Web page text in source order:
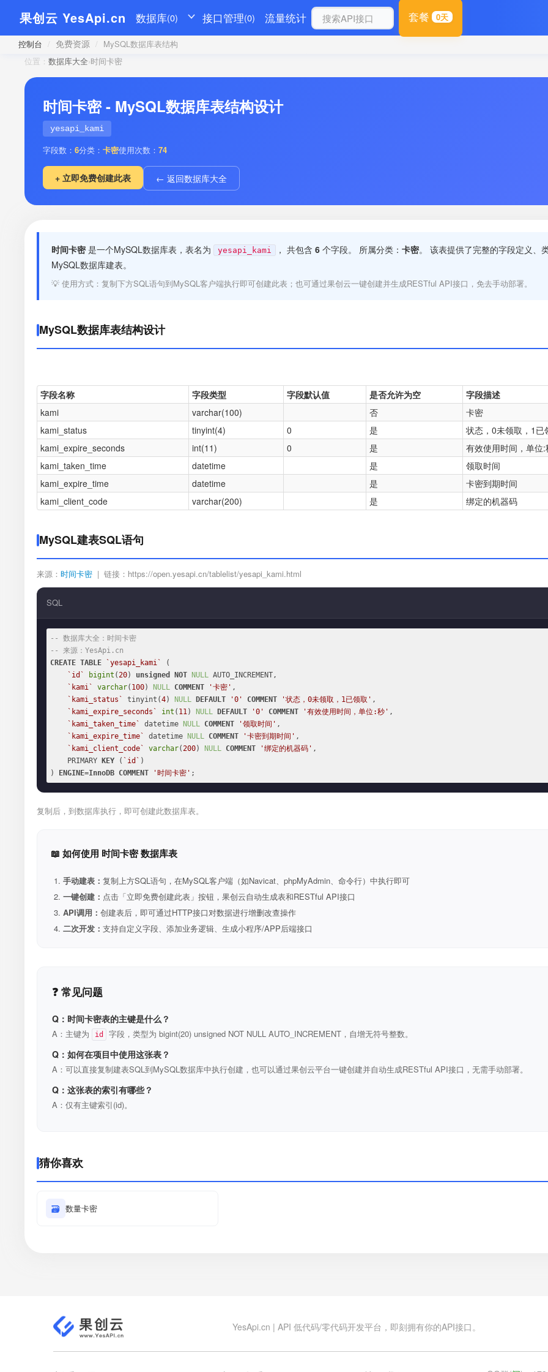
果创云 YesApi.cn 数据库(0) 接口管理(0) 流量统计 套餐 0天
控制台 / 免费资源 / MySQL数据库表结构
位置： 数据库大全›时间卡密
时间卡密 - MySQL数据库表结构设计
yesapi_kami
字段数： 6分类： 卡密使用次数： 74
+ 立即免费创建此表 ← 返回数据库大全
时间卡密是一个MySQL数据库表，表名为 yesapi_kami ， 共包含 6 个字段。 所属分类： 卡密。 该表提供了完整的字段定义、
MySQL数据库建表。
💡 使用方式：复制下方SQL语句到MySQL客户端执行即可创建此表；也可通过果创云一键创建并生成RESTful API接口，免去手动部署。
MySQL数据库表结构设计
字段名称 字段类型 字段默认值 是否允许为空
字段描述
kami
varchar(100) 否
卡密
kami_status
tinyint(4) 0 是
状态，0未领取，1已
kami_expire_seconds
int(11) 0 是
有效使用时间，单位:
kami_taken_time
datetime 是
领取时间
kami_expire_time
datetime 是
卡密到期时间
kami_client_code
varchar(200) 是 绑定的机器码
MySQL建表SQL语句
来源： 时间卡密 | 链接：https://open.yesapi.cn/tablelist/yesapi_kami.html
SQL
-- 数据库大全：时间卡密
-- 来源：YesApi.cn
CREATE TABLE `yesapi_kami`
(
`id`
bigint (20) unsigned NOT NULL AUTO_INCREMENT,
`kami`
varchar( 100) NULL COMMENT '卡密' ,
`kami_status`
tinyint(4) NULL DEFAULT '0' COMMENT '状态，0未领取，1已领取' ,
`kami_expire_seconds`
int ( 11) NULL DEFAULT '0' COMMENT '有效使用时间，单位:秒' ,
`kami_taken_time`
datetime NULL COMMENT '领取时间' ,
`kami_expire_time`
datetime NULL COMMENT '卡密到期时间' ,
`kami_client_code`
varchar(200) NULL COMMENT '绑定的机器码' ,
    PRIMARY
KEY ( `id` )
)
ENGINE=InnoDB COMMENT '时间卡密' ;
复制后，到数据库执行，即可创建此数据库表。
📖 如何使用 时间卡密 数据库表
手动建表： 复制上方SQL语句，在MySQL客户端（如Navicat、phpMyAdmin、命令行）中执行即可
一键创建： 点击「立即免费创建此表」按钮，果创云自动生成表和RESTful API接口
API调用： 创建表后，即可通过HTTP接口对数据进行增删改查操作
二次开发： 支持自定义字段、添加业务逻辑、生成小程序/APP后端接口
❓ 常见问题
Q：时间卡密表的主键是什么？
A：主键为 id 字段，类型为 bigint(20) unsigned NOT NULL AUTO_INCREMENT，自增无符号整数。
Q：如何在项目中使用这张表？
A：可以直接复制建表SQL到MySQL数据库中执行创建，也可以通过果创云平台一键创建并自动生成RESTful API接口，无需手动部署。
Q：这张表的索引有哪些？
A：仅有主键索引(id)。
猜你喜欢
🗃 数量卡密
YesApi.cn | API 低代码/零代码开发平台，即刻拥有你的API接口。